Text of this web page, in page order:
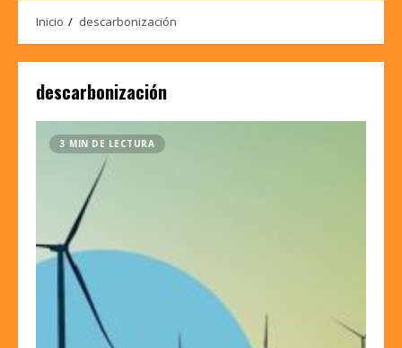
Inicio descarbonización
descarbonización
3 MIN DE LECTURA